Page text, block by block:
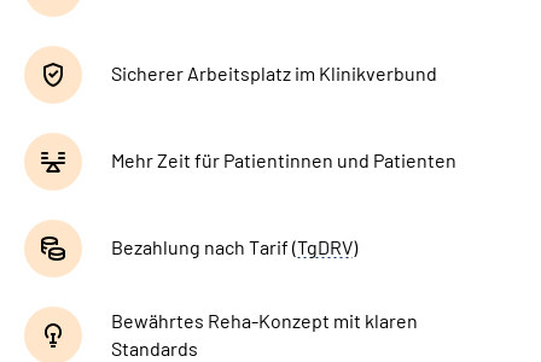
Sicherer Arbeitsplatz im Klinikverbund
Mehr Zeit für Patientinnen und Patienten
Bezahlung nach Tarif (TgDRV)
Bewährtes Reha-Konzept mit klaren
Standards